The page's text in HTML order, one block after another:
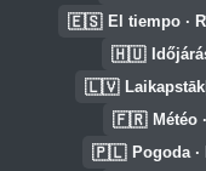
🇪🇸 El tiempo ·
🇭🇺
🇱🇻
🇫🇷 Météo
🇵🇱 Pogoda